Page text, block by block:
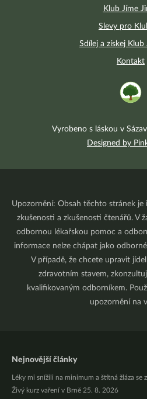
Klub Jíme
Slevy pro
Sdílej a získej Klub
Kontakt
Vyrobeno s láskou v
Designed by
Upozornění: Obsah těchto stránek
zkušenosti a zkušenosti čtenářů. V
odbornou lékařskou pomoc a
informace nelze chápat jako
V případě, že chcete upravit
zdravotním stavem,
kvalifikovaným odborníkem.
upozornění na
Nejnovější články
Léky mi snížili na minimum a štítná žláza se
Živý kurz vaření v Brně 25. 8. 2026